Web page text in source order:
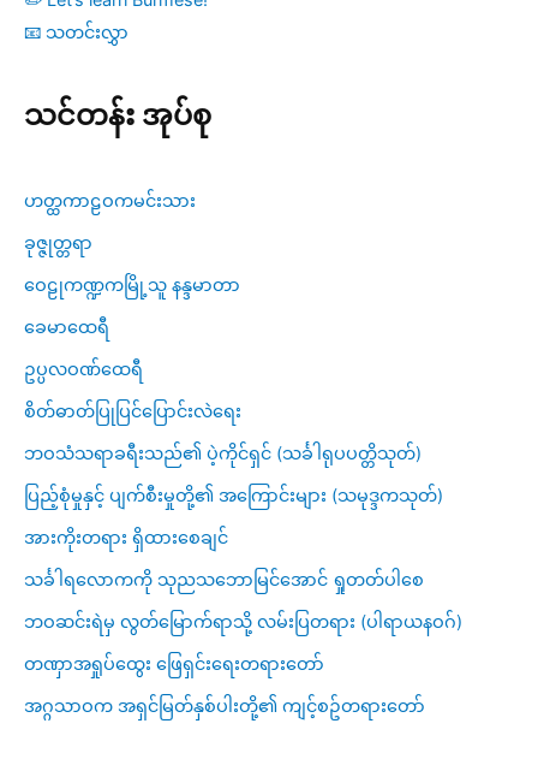
📧 သတင်းလွှာ
သင်တန်း အုပ်စု
ဟတ္ထကာဠဝကမင်းသား
ခုဇ္ဇုတ္တရာ
ဝေဠုကဏ္ဍကမြို့သူ နန္ဒမာတာ
ခေမာထေရီ
ဥပ္ပလဝဏ်ထေရီ
စိတ်ဓာတ်ပြုပြင်ပြောင်းလဲရေး
ဘဝသံသရာခရီးသည်၏ ပဲ့ကိုင်ရှင် (သင်္ခါရုပပတ္တိသုတ်)
ပြည့်စုံမှုနှင့် ပျက်စီးမှုတို့၏ အကြောင်းများ (သမုဒ္ဒကသုတ်)
အားကိုးတရား ရှိထားစေချင်
သင်္ခါရလောကကို သုညသဘောမြင်အောင် ရှုတတ်ပါစေ
ဘဝဆင်းရဲမှ လွတ်မြောက်ရာသို့ လမ်းပြတရား (ပါရာယနဝဂ်)
တဏှာအရှုပ်ထွေး ဖြေရှင်းရေးတရားတော်
အဂ္ဂသာဝက အရှင်မြတ်နှစ်ပါးတို့၏ ကျင့်စဥ်တရားတော်